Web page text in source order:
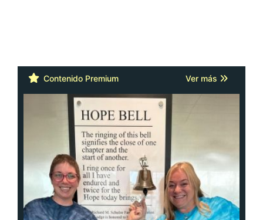
Contenido Premium Ver más